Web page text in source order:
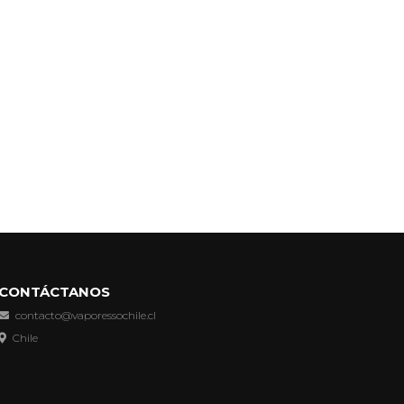
contacto@vaporessochile.cl
Chile